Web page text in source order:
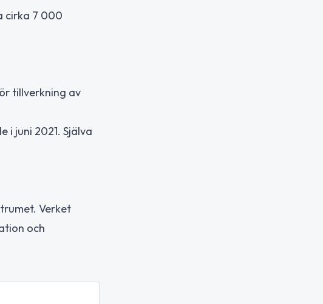
cirka 7 000
tillverkning av
i juni 2021. Själva
Verket
och